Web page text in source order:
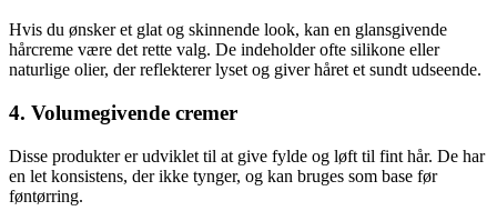
Hvis du ønsker et glat og skinnende look, kan en glansgivende
hårcreme være det rette valg. De indeholder ofte silikone eller
naturlige olier, der reflekterer lyset og giver håret et sundt udseende.
4. Volumegivende cremer
Disse produkter er udviklet til at give fylde og løft til fint hår. De har
en let konsistens, der ikke tynger, og kan bruges som base før
føntørring.